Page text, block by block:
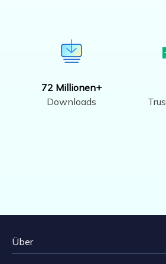
72 Millionen+
Downloads
Über